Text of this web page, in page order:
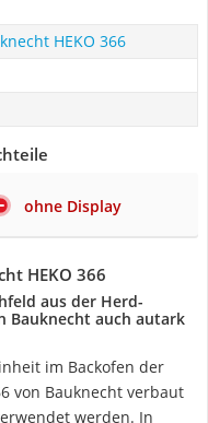
HEKO 366
ohne Display
HEKO 366
aus der Herd-
Bauknecht auch autark
im Backofen der
von Bauknecht verbaut
werden. In